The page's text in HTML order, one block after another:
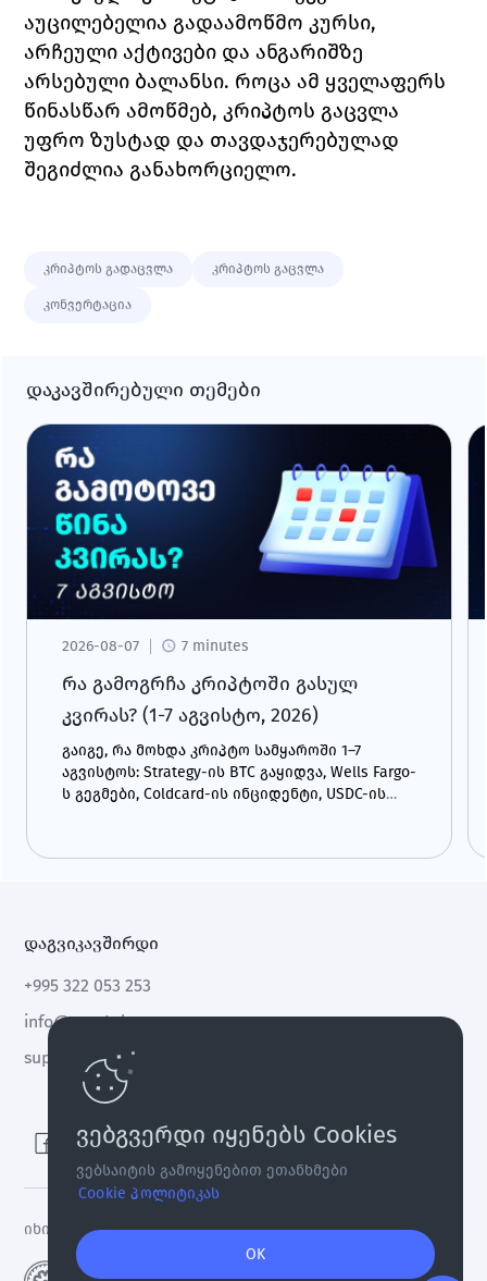
აუცილებელია გადაამოწმო კურსი,
არჩეული აქტივები და ანგარიშზე
არსებული ბალანსი. როცა ამ ყველაფერს
წინასწარ ამოწმებ, კრიპტოს გაცვლა
უფრო ზუსტად და თავდაჯერებულად
შეგიძლია განახორციელო.
კრიპტოს გადაცვლა კრიპტოს გაცვლა
კონვერტაცია
დაკავშირებული თემები
2026-08-07 7 minutes
რა გამოგრჩა კრიპტოში გასულ
კვირას? (1-7 აგვისტო, 2026)
გაიგე, რა მოხდა კრიპტო სამყაროში 1–7
აგვისტოს: Strategy-ის BTC გაყიდვა, Wells Fargo-
ს გეგმები, Coldcard-ის ინციდენტი, USDC-ის
დაგვიკავშირდი
+995 322 053 253
info@cryptal.com
support@cryptal.com
იხილეთ ლიცენზია 0002-9404
ვებგვერდი იყენებს Cookies
ვებსაიტის გამოყენებით ეთანხმები
Cookie პოლიტიკას
OK